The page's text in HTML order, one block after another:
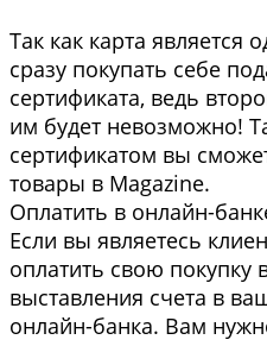
Так как карта является
сразу покупать себе
сертификата, ведь
им будет невозможно!
сертификатом вы
товары в Magazine.
Оплатить в онлайн-
Если вы являетесь
оплатить свою покупку
выставления счета в
онлайн-банка. Вам